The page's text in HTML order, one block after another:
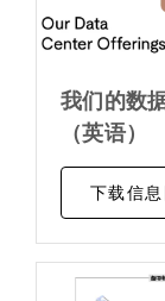
我们的数
（英语）
下载信息